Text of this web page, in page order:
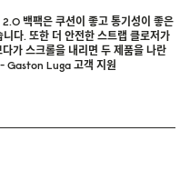
백팩은 쿠션이 좋고 통기성이 좋은
다. 또한 더 안전한 스트랩 클로저가
가 스크롤을 내리면 두 제품을 나란
Gaston Luga 고객 지원